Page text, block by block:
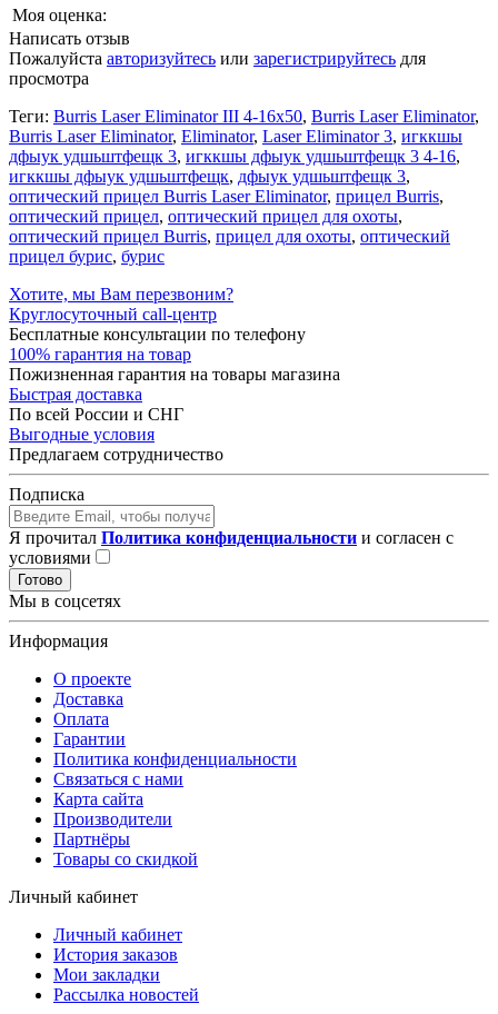
Моя оценка:
Написать отзыв
Пожалуйста авторизуйтесь или зарегистрируйтесь для
просмотра
Теги: Burris Laser Eliminator III 4-16x50, Burris Laser Eliminator,
Burris Laser Eliminator, Eliminator, Laser Eliminator 3, игккшы
дфыук удшьштфещк 3, игккшы дфыук удшьштфещк 3 4-16,
игккшы дфыук удшьштфещк, дфыук удшьштфещк 3,
оптический прицел Burris Laser Eliminator, прицел Burris,
оптический прицел, оптический прицел для охоты,
оптический прицел Burris, прицел для охоты, оптический
прицел бурис, бурис
Хотите, мы Вам перезвоним?
Круглосуточный call-центр
Бесплатные консультации по телефону
100% гарантия на товар
Пожизненная гарантия на товары магазина
Быстрая доставка
По всей России и СНГ
Выгодные условия
Предлагаем сотрудничество
Подписка
Я прочитал Политика конфиденциальности и согласен с
условиями
Готово
Мы в соцсетях
Информация
О проекте
Доставка
Оплата
Гарантии
Политика конфиденциальности
Связаться с нами
Карта сайта
Производители
Партнёры
Товары со скидкой
Личный кабинет
Личный кабинет
История заказов
Мои закладки
Рассылка новостей